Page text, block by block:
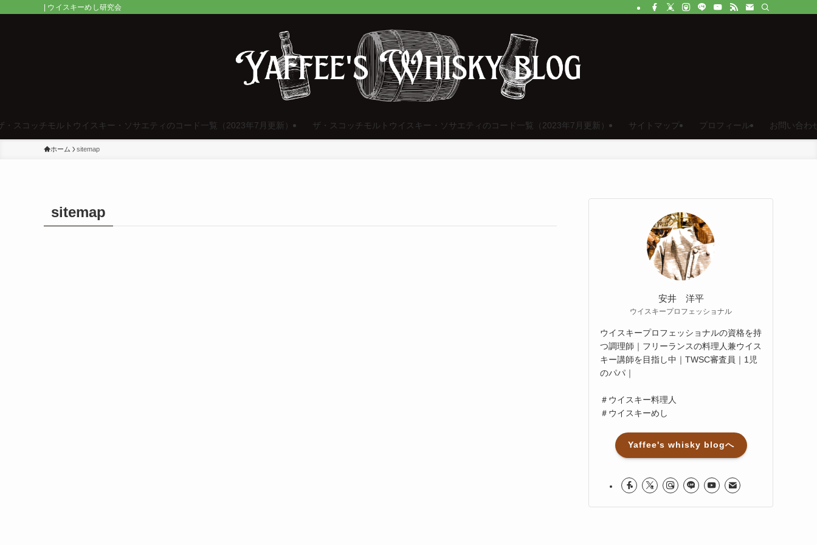
| ウイスキーめし研究会
・スコッチモルトウイスキー・ソサエティのコード一覧（2023年7月更新） ザ・スコッチモルトウイスキー・ソサエティのコード一覧（2023年7月更新） サイトマップ プロフィール お問い合わ
ホーム sitemap
sitemap
安井 洋平
ウイスキープロフェッショナル
ウイスキープロフェッショナルの資格を持
つ調理師｜フリーランスの料理人兼ウイス
キー講師を目指し中｜TWSC審査員｜1児
のパパ｜
＃ウイスキー料理人
＃ウイスキーめし
Yaffee's whisky blogへ